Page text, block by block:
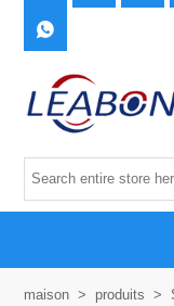

maison > produits >